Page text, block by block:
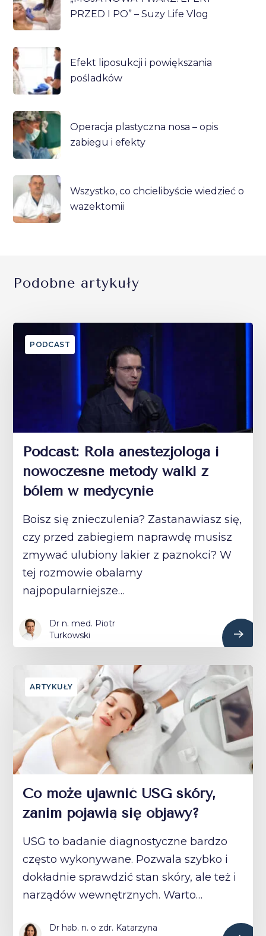
PRZED I PO” – Suzy Life Vlog
Efekt liposukcji i powiększania
pośladków
Operacja plastyczna nosa – opis
zabiegu i efekty
Wszystko, co chcielibyście wiedzieć o
wazektomii
Podobne artykuły
PODCAST
Podcast: Rola anestezjologa i
nowoczesne metody walki z
bólem w medycynie
Boisz się znieczulenia? Zastanawiasz się,
czy przed zabiegiem naprawdę musisz
zmywać ulubiony lakier z paznokci? W
tej rozmowie obalamy
najpopularniejsze…
Dr n. med. Piotr
Turkowski
ARTYKUŁY
Co może ujawnić USG skóry,
zanim pojawią się objawy?
USG to badanie diagnostyczne bardzo
często wykonywane. Pozwala szybko i
dokładnie sprawdzić stan skóry, ale też i
narządów wewnętrznych. Warto…
Dr hab. n. o zdr. Katarzyna